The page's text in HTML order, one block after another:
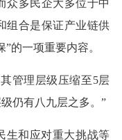
众多民企大多位于中
组合是保证产业链供
的一项重要内容。
管理层级压缩至5层
仍有八九层之多。”
生和应对重大挑战等